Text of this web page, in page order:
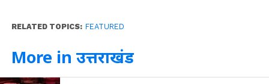
RELATED TOPICS: FEATURED
More in उत्तराखंड